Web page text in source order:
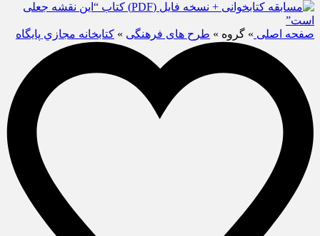
صفحه اصلی » گروه » طرح های فرهنگی » كتابخانه مجازي پايگاه